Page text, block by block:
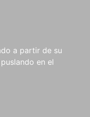
a partir de su
en el